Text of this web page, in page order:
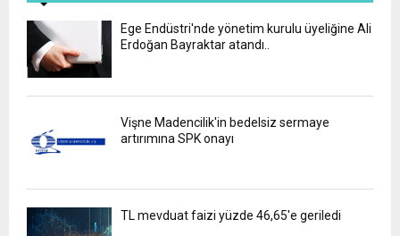
Ege Endüstri'nde yönetim kurulu üyeliğine Ali
Erdoğan Bayraktar atandı..
Vişne Madencilik'in bedelsiz sermaye
artırımına SPK onayı
TL mevduat faizi yüzde 46,65'e geriledi